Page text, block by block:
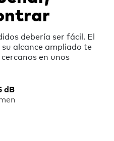
debería ser fácil. El
alcance ampliado te
en unos
dB